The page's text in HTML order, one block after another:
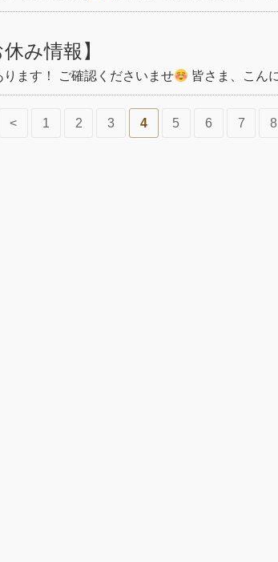
休み情報】
ます！ ご確認くださいませ 皆さま、こん
< 1 2 3 4 5 6 7 8